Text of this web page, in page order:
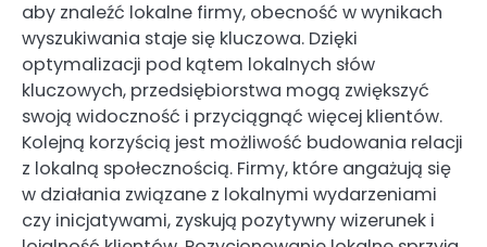
aby znaleźć lokalne firmy, obecność w wynikach
wyszukiwania staje się kluczowa. Dzięki
optymalizacji pod kątem lokalnych słów
kluczowych, przedsiębiorstwa mogą zwiększyć
swoją widoczność i przyciągnąć więcej klientów.
Kolejną korzyścią jest możliwość budowania relacji
z lokalną społecznością. Firmy, które angażują się
w działania związane z lokalnymi wydarzeniami
czy inicjatywami, zyskują pozytywny wizerunek i